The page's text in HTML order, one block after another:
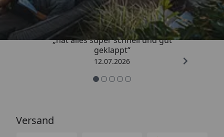
4,71/ 5
„hat alles super schnell und gut
geklappt“
12.07.2026
Versand